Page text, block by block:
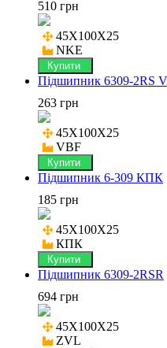
510 грн
45X100X25
NKE
Купити
Підшипник 6309-2RS
263 грн
45X100X25
VBF
Купити
Підшипник 6-309 КПК
185 грн
45X100X25
КПК
Купити
Підшипник 6309-2RSR
694 грн
45X100X25
ZVL